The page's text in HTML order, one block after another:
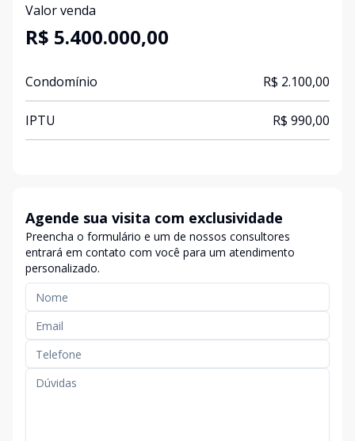
Valor venda
R$ 5.400.000,00
Condomínio R$ 2.100,00
IPTU R$ 990,00
Agende sua visita com exclusividade
Preencha o formulário e um de nossos consultores
entrará em contato com você para um atendimento
personalizado.